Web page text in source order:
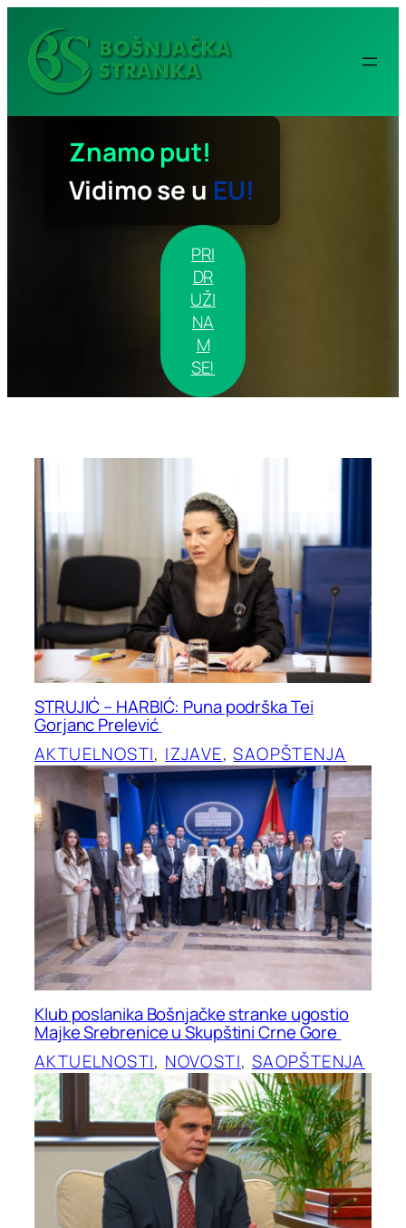
sadržaj
Znamo put!
Vidimo se u EU!
PRI
DR
UŽI
NA
M
SE!
STRUJIĆ – HARBIĆ: Puna podrška Tei
Gorjanc Prelević
AKTUELNOSTI, IZJAVE, SAOPŠTENJA
Klub poslanika Bošnjačke stranke ugostio
Majke Srebrenice u Skupštini Crne Gore
AKTUELNOSTI, NOVOSTI, SAOPŠTENJA